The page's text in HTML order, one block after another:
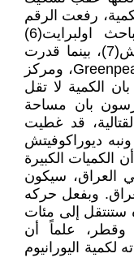
رفعت الرقم
الى 300 طن، وهو رقم أكده الباحث اولبرايت(6)
والبرفسور الدكتور أساف ديوراكوفيتش(7)، بينما قدرت
كل من منظمة السلام الأخضر Greenpeace(8)، ومركز
التوثيق الهولندي Stichting LAKA(9) بان الكمية لا تقل
بيترسون بان مساحة
قد غطيت
بالمواد المشعة والسامة"(10). ونبه ديوراكوفيتش
الكميات الكبيرة
العراق، سيكون
وبفعل حركه
ستنتقل إلى مئات
وقطر، علماً أن
تقديراته لكمية اليورانيوم